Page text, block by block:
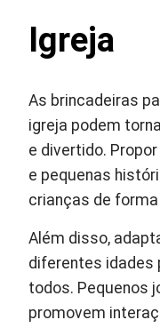
Igreja
As brincadeiras
igreja podem
e divertido.
e pequenas
crianças de
Além disso,
diferentes idades
todos. Pequenos
promovem